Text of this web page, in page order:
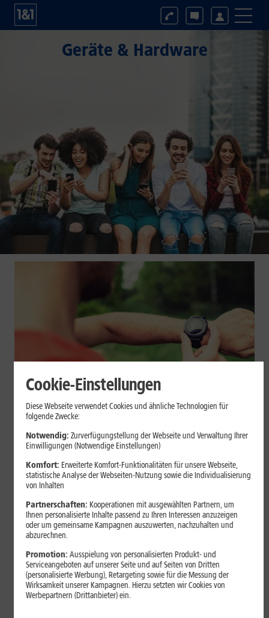
Geräte & Hardware
Geräte & Hardware
Smartwatch beim Sport: So
unterstützt sie Dein Training
Eine Smartwatch macht Belastung, Tempo und Trainingsablauf
sichtbar. Erfahre, wie Du Pulsmessung, Herzfrequenzzonen, GPS,
keine medizinische Beurteilung ersetzen.
Mehr erfahren
Cookie-Einstellungen
Diese Webseite verwendet Cookies und ähnliche Technologien für
folgende Zwecke:
Notwendig: Zurverfügungstellung der Webseite und Verwaltung Ihrer
Einwilligungen (Notwendige Einstellungen)
Komfort: Erweiterte Komfort-Funktionalitäten für unsere Webseite,
statistische Analyse der Webseiten-Nutzung sowie die Individualisierung
von Inhalten
Partnerschaften: Kooperationen mit ausgewählten Partnern, um
Ihnen personalisierte Inhalte passend zu Ihren Interessen anzuzeigen
oder um gemeinsame Kampagnen auszuwerten, nachzuhalten und
abzurechnen.
Promotion: Ausspielung von personalisierten Produkt- und
Serviceangeboten auf unserer Seite und auf Seiten von Dritten
(personalisierte Werbung), Retargeting sowie für die Messung der
Wirksamkeit unserer Kampagnen. Hierzu setzten wir Cookies von
Werbepartnern (Drittanbieter) ein.